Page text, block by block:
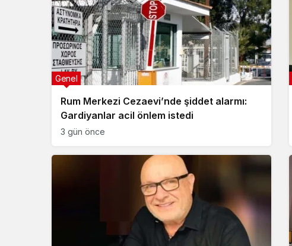
Rum Merkezi Cezaevi’nde şiddet alarmı:
Gardiyanlar acil önlem istedi
Genel
3 gün önce